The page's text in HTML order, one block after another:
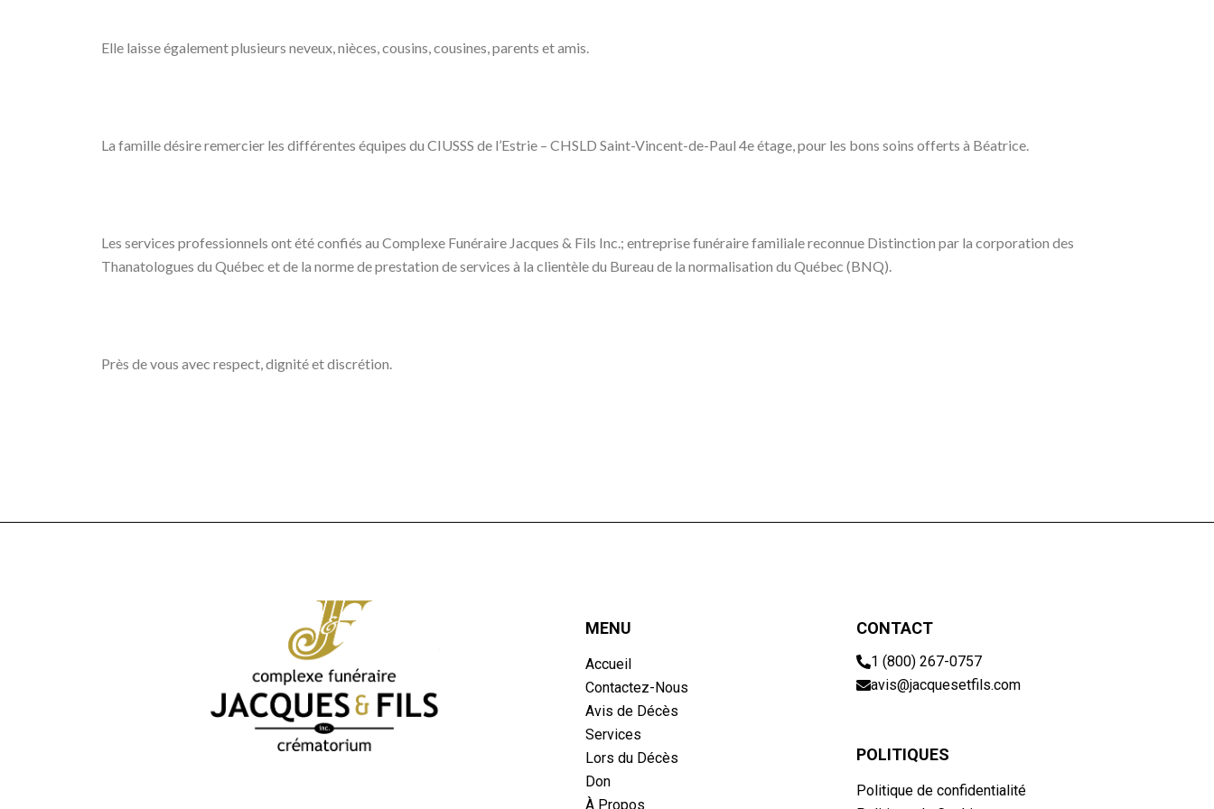
Elle laisse également plusieurs neveux, nièces, cousins, cousines, parents et amis.
La famille désire remercier les différentes équipes du CIUSSS de l’Estrie – CHSLD Saint-Vincent-de-Paul 4e étage, pour les bons soins offerts à Béatrice.
Les services professionnels ont été confiés au Complexe Funéraire Jacques & Fils Inc.; entreprise funéraire familiale reconnue Distinction par la corporation des
Thanatologues du Québec et de la norme de prestation de services à la clientèle du Bureau de la normalisation du Québec (BNQ).
Près de vous avec respect, dignité et discrétion.
MENU
Accueil
Contactez-Nous
Avis de Décès
Services
Lors du Décès
Don
À Propos
CONTACT
1 (800) 267-0757
avis@jacquesetfils.com
POLITIQUES
Politique de confidentialité